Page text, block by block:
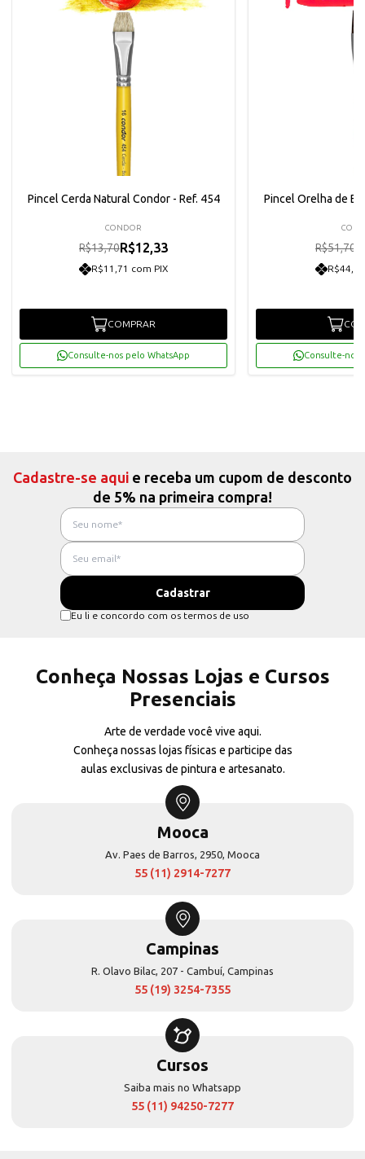
Pincel Cerda Natural Condor - Ref. 454
CONDOR
R$13,70R$12,33
R$11,71 com PIX
COMPRAR
Consulte-nos pelo WhatsApp
Pincel Orelha de
R$51,70
Consulte-nos
Cadastre-se aqui e receba um cupom de desconto
de 5% na primeira compra!
Eu li e concordo com os termos de uso
Conheça Nossas Lojas e Cursos
Presenciais
Arte de verdade você vive aqui.
Conheça nossas lojas físicas e participe das
aulas exclusivas de pintura e artesanato.
Mooca
Av. Paes de Barros, 2950, Mooca
55 (11) 2914-7277
Campinas
R. Olavo Bilac, 207 - Cambuí, Campinas
55 (19) 3254-7355
Cursos
Saiba mais no Whatsapp
55 (11) 94250-7277